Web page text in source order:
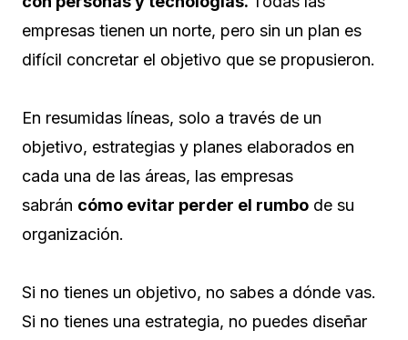
empresas tienen un norte, pero sin un plan es
difícil concretar el objetivo que se propusieron.
En resumidas líneas, solo a través de un
objetivo, estrategias y planes elaborados en
cada una de las áreas, las empresas
sabrán cómo evitar perder el rumbo de su
organización.
Si no tienes un objetivo, no sabes a dónde vas.
Si no tienes una estrategia, no puedes diseñar